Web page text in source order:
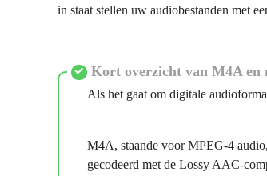
in staat stellen uw audiobestanden met
Kort overzicht van M4A en
Als het gaat om digitale
M4A, staande voor MPEG-4
gecodeerd met de Lossy AAC-